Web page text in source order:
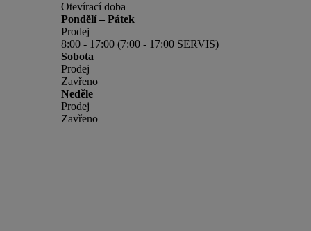
Otevírací doba
Pondělí – Pátek
Prodej
8:00 - 17:00 (7:00 - 17:00 SERVIS)
Sobota
Prodej
Zavřeno
Neděle
Prodej
Zavřeno